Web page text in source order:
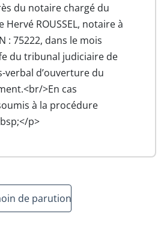
du notaire chargé du
ROUSSEL, notaire à
: 75222, dans le mois
du tribunal judiciaire de
verbal d’ouverture du
>En cas
à la procédure
p>
de parution